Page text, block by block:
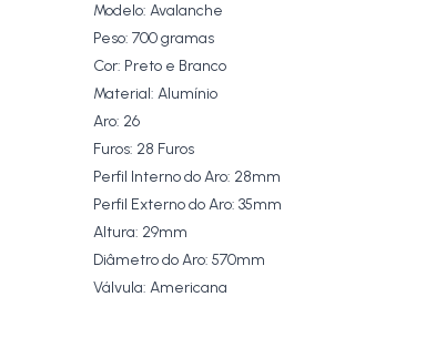
Modelo: Avalanche
Peso: 700 gramas
Cor: Preto e Branco
Material: Alumínio
Aro: 26
Furos: 28 Furos
Perfil Interno do Aro: 28mm
Perfil Externo do Aro: 35mm
Altura: 29mm
Diâmetro do Aro: 570mm
Válvula: Americana